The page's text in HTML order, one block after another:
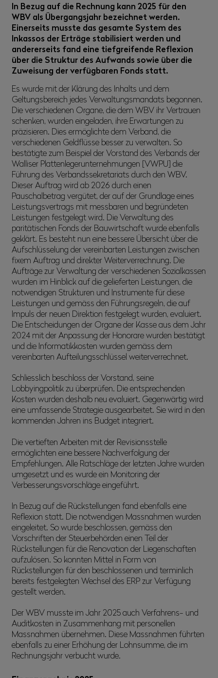
In Bezug auf die Rechnung kann 2025 für den
WBV als Übergangsjahr bezeichnet werden.
Einerseits musste das gesamte System des
Inkassos der Erträge stabilisiert werden und
andererseits fand eine tiefgreifende Reflexion
über die Struktur des Aufwands sowie über die
Zuweisung der verfügbaren Fonds statt.
Es wurde mit der Klärung des Inhalts und dem
Geltungsbereich jedes Verwaltungsmandats begonnen.
Die verschiedenen Organe, die dem WBV ihr Vertrauen
schenken, wurden eingeladen, ihre Erwartungen zu
präzisieren. Dies ermöglichte dem Verband, die
verschiedenen Geldflüsse besser zu verwalten. So
bestätigte zum Beispiel der Vorstand des Verbands der
Walliser Plattenlegerunternehmungen [VWPU] die
Führung des Verbandssekretariats durch den WBV.
Dieser Auftrag wird ab 2026 durch einen
Pauschalbetrag vergütet, der auf der Grundlage eines
Leistungsvertrags mit messbaren und begründeten
Leistungen festgelegt wird. Die Verwaltung des
paritätischen Fonds der Bauwirtschaft wurde ebenfalls
geklärt. Es besteht nun eine bessere Übersicht über die
Aufschlüsselung der vereinbarten Leistungen zwischen
fixem Auftrag und direkter Weiterverrechnung. Die
Aufträge zur Verwaltung der verschiedenen Sozialkassen
wurden im Hinblick auf die gelieferten Leistungen, die
notwendigen Strukturen und Instrumente für diese
Leistungen und gemäss den Führungsregeln, die auf
Impuls der neuen Direktion festgelegt wurden, evaluiert.
Die Entscheidungen der Organe der Kasse aus dem Jahr
2024 mit der Anpassung der Honorare wurden bestätigt
und die Informatikkosten wurden gemäss dem
vereinbarten Aufteilungsschlüssel weiterverrechnet.
Schliesslich beschloss der Vorstand, seine
Lobbyingpolitik zu überprüfen. Die entsprechenden
Kosten wurden deshalb neu evaluiert. Gegenwärtig wird
eine umfassende Strategie ausgearbeitet. Sie wird in den
kommenden Jahren ins Budget integriert.
Die vertieften Arbeiten mit der Revisionsstelle
ermöglichten eine bessere Nachverfolgung der
Empfehlungen. Alle Ratschläge der letzten Jahre wurden
umgesetzt und es wurde ein Monitoring der
Verbesserungsvorschläge eingeführt.
In Bezug auf die Rückstellungen fand ebenfalls eine
Reflexion statt. Die notwendigen Massnahmen wurden
eingeleitet. So wurde beschlossen, gemäss den
Vorschriften der Steuerbehörden einen Teil der
Rückstellungen für die Renovation der Liegenschaften
aufzulösen. So konnten Mittel in Form von
Rückstellungen für den beschlossenen und terminlich
bereits festgelegten Wechsel des ERP zur Verfügung
gestellt werden.
Der WBV musste im Jahr 2025 auch Verfahrens- und
Auditkosten in Zusammenhang mit personellen
Massnahmen übernehmen. Diese Massnahmen führten
ebenfalls zu einer Erhöhung der Lohnsumme, die im
Rechnungsjahr verbucht wurde.